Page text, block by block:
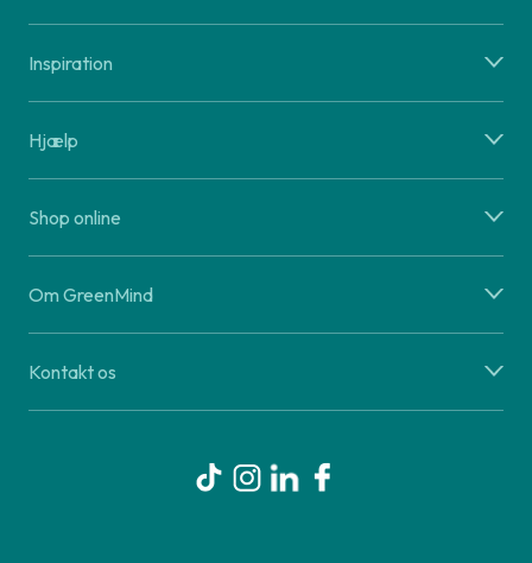
Inspiration
Hjælp
Shop online
Om GreenMind
Kontakt os